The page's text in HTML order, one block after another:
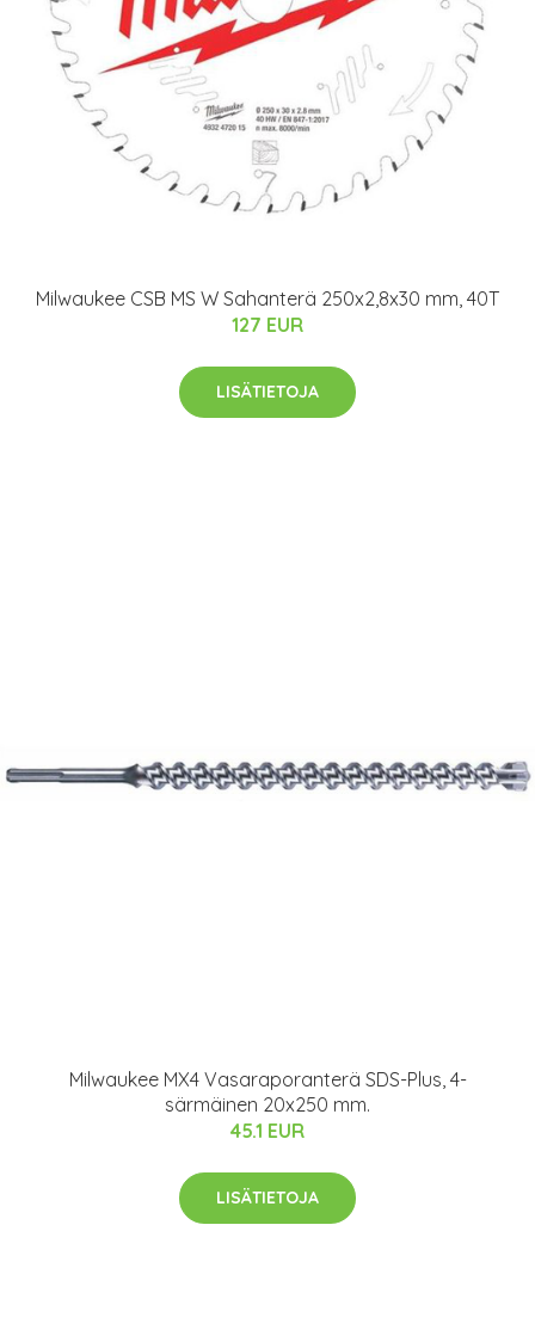
Milwaukee CSB MS W Sahanterä 250x2,8x30 mm, 40T
127 EUR
LISÄTIETOJA
Milwaukee MX4 Vasaraporanterä SDS-Plus, 4-
särmäinen 20x250 mm.
45.1 EUR
LISÄTIETOJA